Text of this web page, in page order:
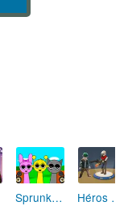
Sprunki Monster: Rythmes Musicaux Monstres Héros des Terres Hostiles